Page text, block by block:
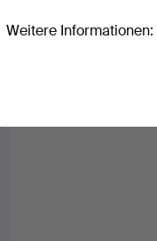
Weitere Informationen: